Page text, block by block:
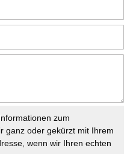
zum
ganz oder gekürzt mit Ihrem
wenn wir Ihren echten